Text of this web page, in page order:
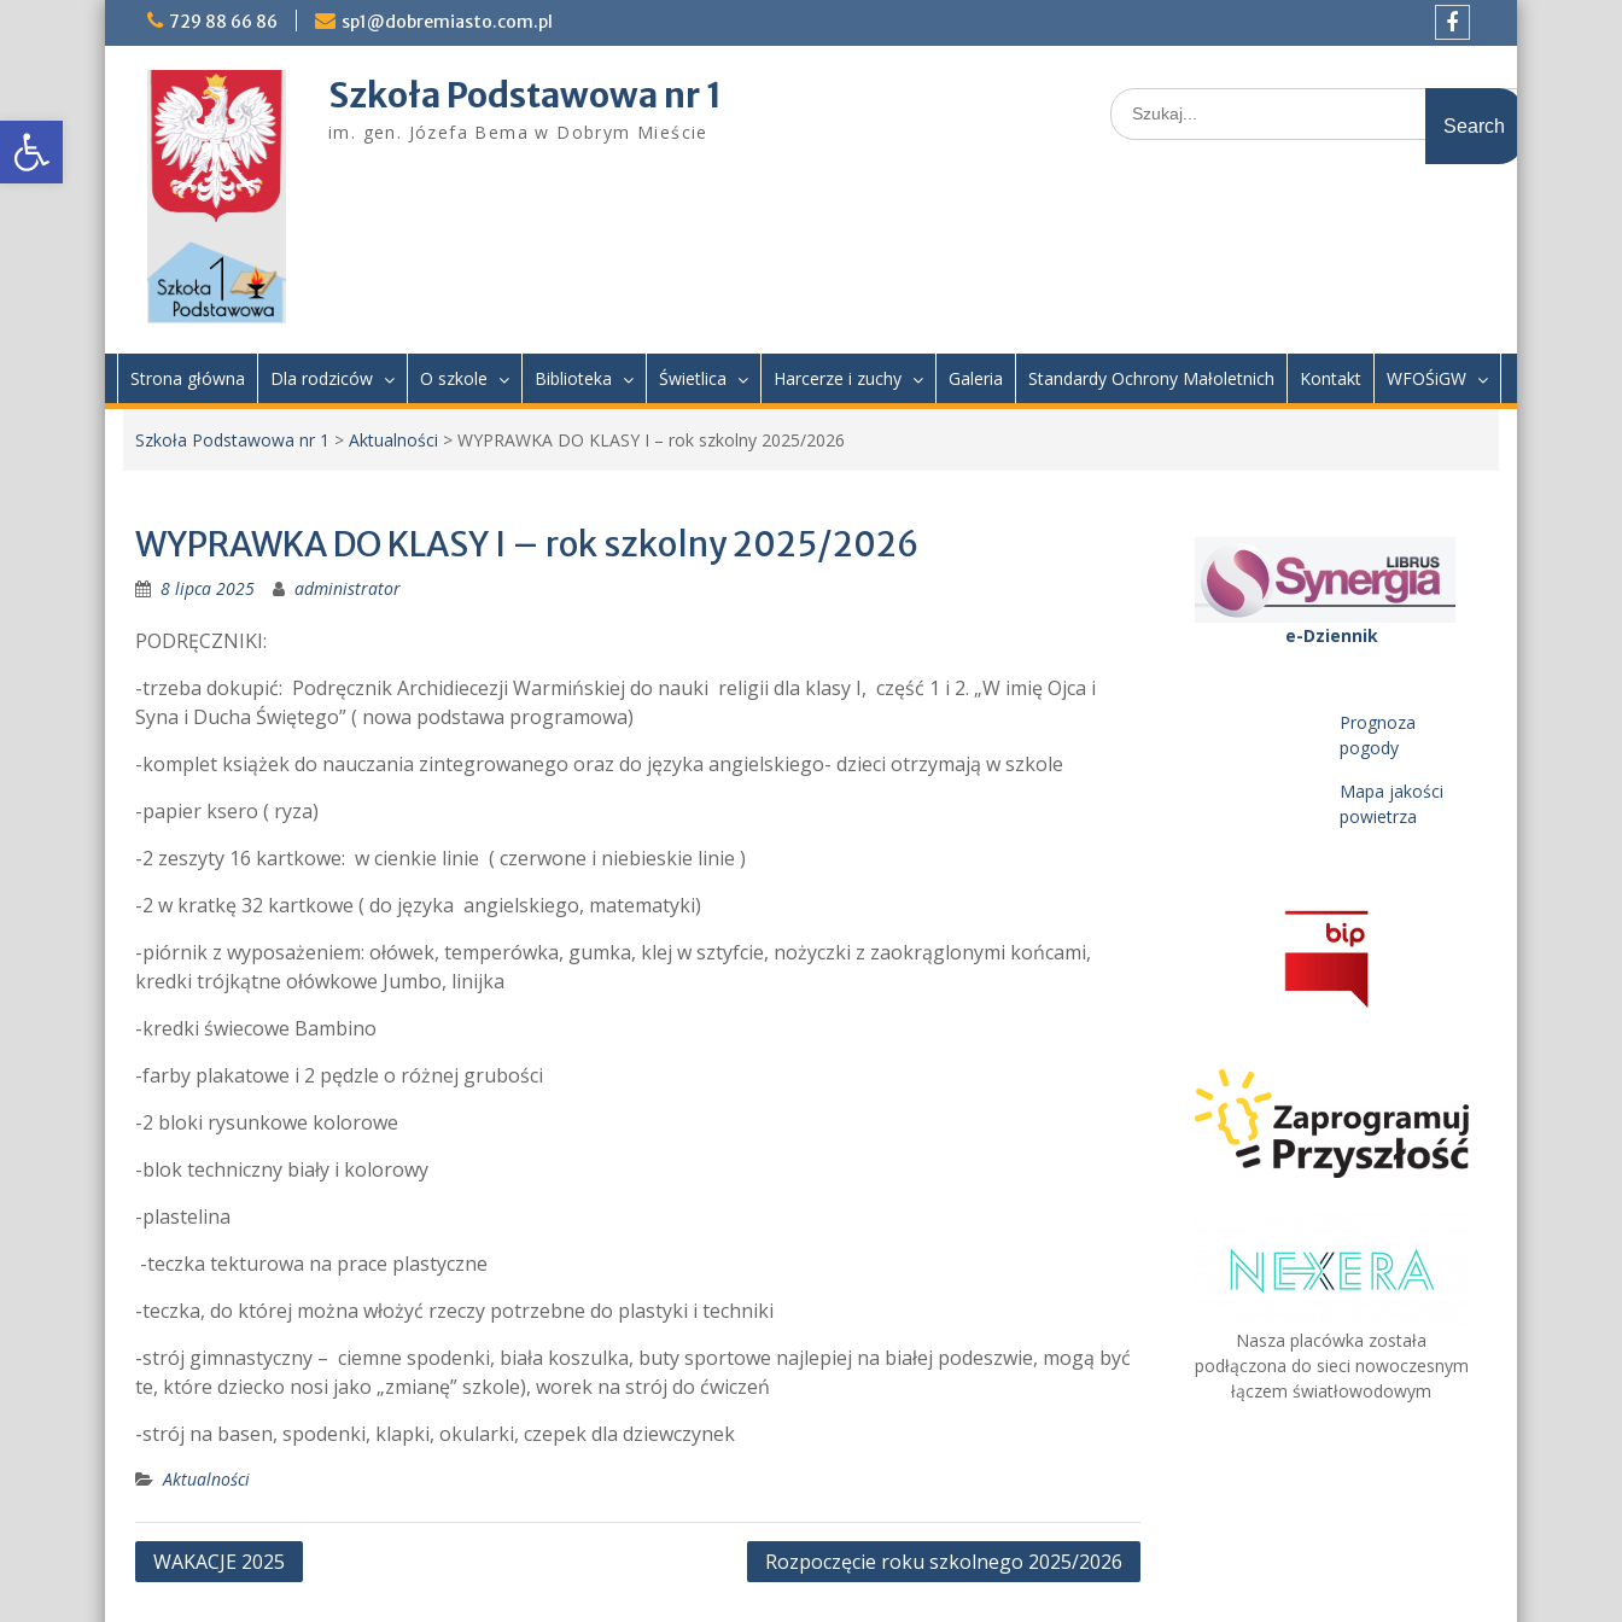
Otwórz pasek narzędzi
Skip
729 88 66 86
sp1@dobremiasto.com.pl
Facebook
Szkoła Podstawowa nr 1
im. gen. Józefa Bema w Dobrym Mieście
Search
for:
Strona główna Dla rodziców O szkole Biblioteka Świetlica Harcerze i zuchy Galeria Standardy Ochrony Małoletnich Kontakt WFOŚiGW
Szkoła Podstawowa nr 1 > Aktualności > WYPRAWKA DO KLASY I – rok szkolny 2025/2026
WYPRAWKA DO KLASY I – rok szkolny 2025/2026
8 lipca 2025 administrator
PODRĘCZNIKI:
-trzeba dokupić: Podręcznik Archidiecezji Warmińskiej do nauki religii dla klasy I, część 1 i 2. „W imię Ojca i
Syna i Ducha Świętego” ( nowa podstawa programowa)
-komplet książek do nauczania zintegrowanego oraz do języka angielskiego- dzieci otrzymają w szkole
-papier ksero ( ryza)
-2 zeszyty 16 kartkowe: w cienkie linie ( czerwone i niebieskie linie )
-2 w kratkę 32 kartkowe ( do języka angielskiego, matematyki)
-piórnik z wyposażeniem: ołówek, temperówka, gumka, klej w sztyfcie, nożyczki z zaokrąglonymi końcami,
kredki trójkątne ołówkowe Jumbo, linijka
-kredki świecowe Bambino
-farby plakatowe i 2 pędzle o różnej grubości
-2 bloki rysunkowe kolorowe
-blok techniczny biały i kolorowy
-plastelina
-teczka tekturowa na prace plastyczne
-teczka, do której można włożyć rzeczy potrzebne do plastyki i techniki
-strój gimnastyczny – ciemne spodenki, biała koszulka, buty sportowe najlepiej na białej podeszwie, mogą być
te, które dziecko nosi jako „zmianę” szkole), worek na strój do ćwiczeń
-strój na basen, spodenki, klapki, okularki, czepek dla dziewczynek
Aktualności
Nawigacja
WAKACJE 2025 Rozpoczęcie roku szkolnego 2025/2026
e-Dziennik
Prognoza
pogody
Mapa jakości
powietrza
Nasza placówka została
podłączona do sieci nowoczesnym
łączem światłowodowym